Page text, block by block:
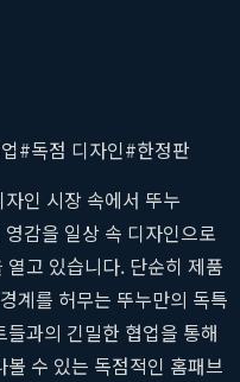
#독점 디자인#한정판
인 시장 속에서 뚜누
감을 일상 속 디자인으로
고 있습니다. 단순히 제품
계를 허무는 뚜누만의 독특
과의 긴밀한 협업을 통해
수 있는 독점적인 홈패브